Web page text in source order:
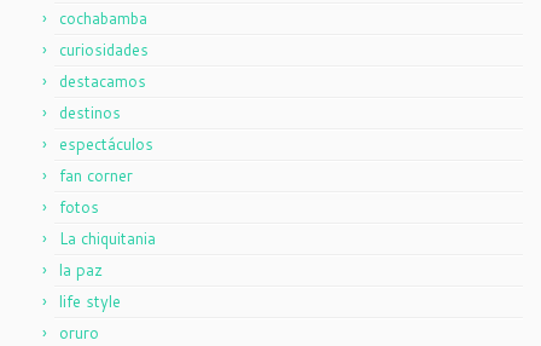
cochabamba
curiosidades
destacamos
destinos
espectáculos
fan corner
fotos
La chiquitania
la paz
life style
oruro